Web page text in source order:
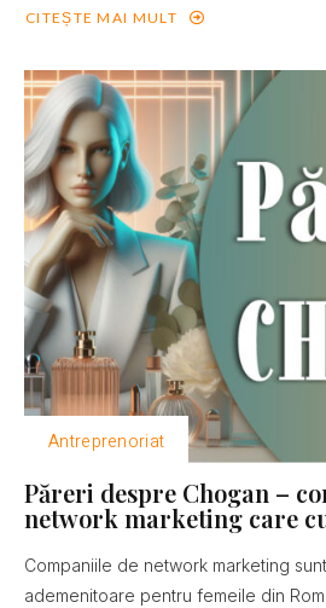
CITEȘTE MAI MULT
Antreprenoriat
Păreri despre Chogan –
network marketing care
Companiile de network marketing
ademenitoare pentru femeile din